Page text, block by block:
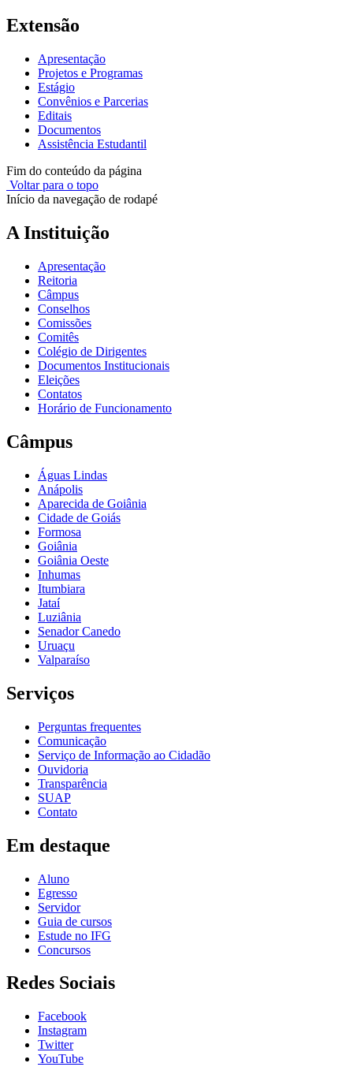
Extensão
Apresentação
Projetos e Programas
Estágio
Convênios e Parcerias
Editais
Documentos
Assistência Estudantil
Fim do conteúdo da página
Voltar para o topo
Início da navegação de rodapé
A Instituição
Apresentação
Reitoria
Câmpus
Conselhos
Comissões
Comitês
Colégio de Dirigentes
Documentos Institucionais
Eleições
Contatos
Horário de Funcionamento
Câmpus
Águas Lindas
Anápolis
Aparecida de Goiânia
Cidade de Goiás
Formosa
Goiânia
Goiânia Oeste
Inhumas
Itumbiara
Jataí
Luziânia
Senador Canedo
Uruaçu
Valparaíso
Serviços
Perguntas frequentes
Comunicação
Serviço de Informação ao Cidadão
Ouvidoria
Transparência
SUAP
Contato
Em destaque
Aluno
Egresso
Servidor
Guia de cursos
Estude no IFG
Concursos
Redes Sociais
Facebook
Instagram
Twitter
YouTube